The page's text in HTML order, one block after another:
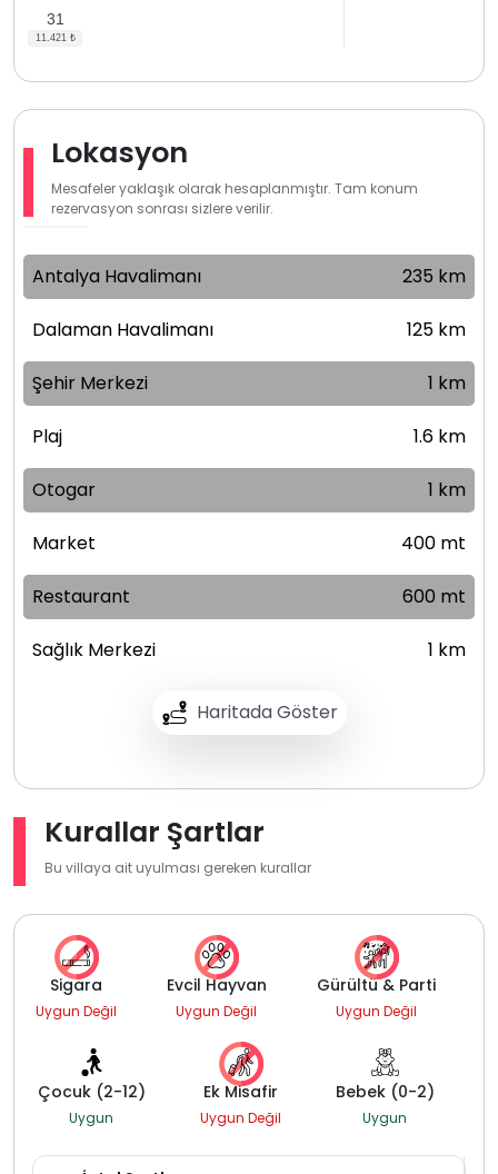
31
Lokasyon
Mesafeler yaklaşık olarak hesaplanmıştır. Tam konum
rezervasyon sonrası sizlere verilir.
Haritada Göster
Antalya Havalimanı 235 km
Dalaman Havalimanı 125 km
Şehir Merkezi 1 km
Plaj 1.6 km
Otogar 1 km
Market 400 mt
Restaurant 600 mt
Sağlık Merkezi 1 km
Kurallar Şartlar
Bu villaya ait uyulması gereken kurallar
Sigara
Uygun Değil
Evcil Hayvan
Uygun Değil
Gürültü & Parti
Uygun Değil
Çocuk (2-12)
Uygun
Ek Misafir
Uygun Değil
Bebek (0-2)
Uygun